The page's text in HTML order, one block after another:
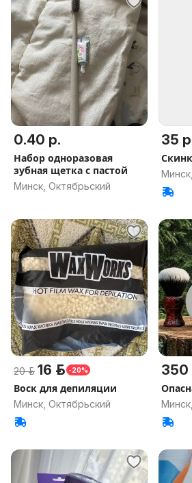
0.40 р.
Набор одноразовая
зубная щетка с пастой
Минск, Октябрьский
35
20 р. 16 р. -20%
Воск для депиляции
Минск, Октябрьский
350